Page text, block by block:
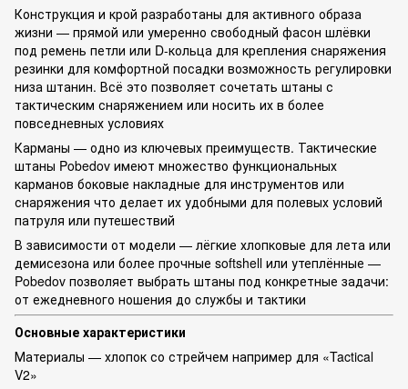
Конструкция и крой разработаны для активного образа
жизни — прямой или умеренно свободный фасон шлёвки
под ремень петли или D-кольца для крепления снаряжения
резинки для комфортной посадки возможность регулировки
низа штанин. Всё это позволяет сочетать штаны с
тактическим снаряжением или носить их в более
повседневных условиях
Карманы — одно из ключевых преимуществ. Тактические
штаны Pobedov имеют множество функциональных
карманов боковые накладные для инструментов или
снаряжения что делает их удобными для полевых условий
патруля или путешествий
В зависимости от модели — лёгкие хлопковые для лета или
демисезона или более прочные softshell или утеплённые —
Pobedov позволяет выбрать штаны под конкретные задачи:
от ежедневного ношения до службы и тактики
Основные характеристики
Материалы — хлопок со стрейчем например для «Tactical
V2»